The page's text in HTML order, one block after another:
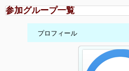
参加グループ一覧
プロフィール